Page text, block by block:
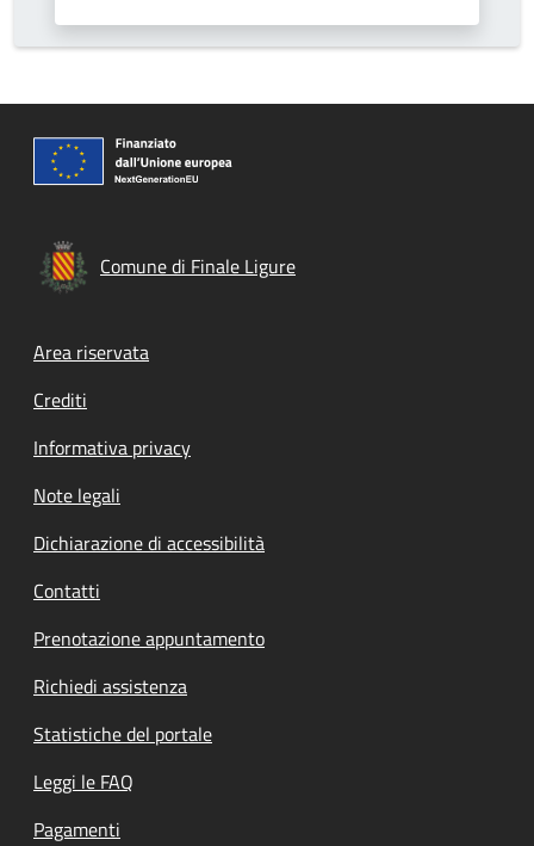
Comune di Finale Ligure
Footer menu
Area riservata
Crediti
Informativa privacy
Note legali
Dichiarazione di accessibilità
Contatti
Prenotazione appuntamento
Richiedi assistenza
Statistiche del portale
Leggi le FAQ
Pagamenti